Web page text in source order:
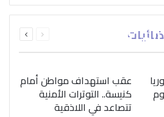
الصفحةالصفحة
الدولي..
تؤكد
نهج متكامل
المخدرات
عقب استهداف مواطن أمام
كنيسة.. التوترات الأمنية
تتصاعد في اللاذقية